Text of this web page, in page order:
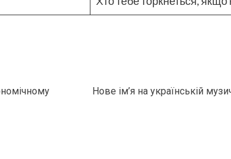
Нове ім’я на українській